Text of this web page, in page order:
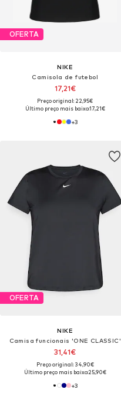
OFERTA
NIKE
Camisola de futebol
17,21€
Preço original: 22,95€
Último preço mais baixo:17,21€
+3
OFERTA
NIKE
Camisa funcionais 'ONE CLASSIC'
31,41€
Preço original: 34,90€
Último preço mais baixo:25,90€
+3